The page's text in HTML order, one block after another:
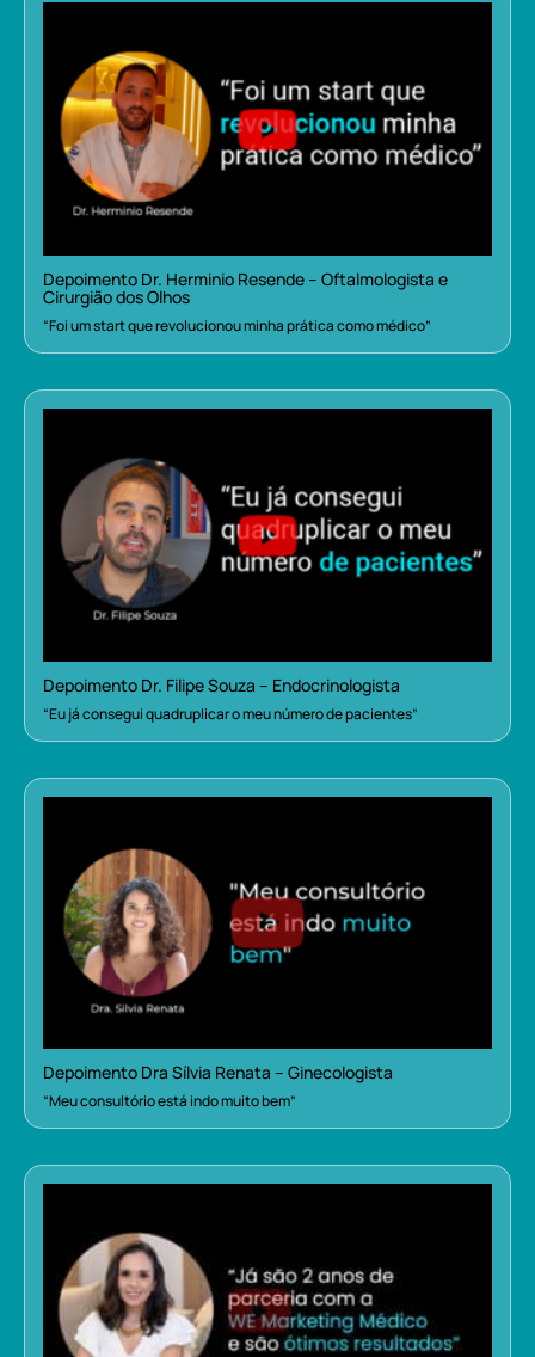
Depoimento Dr. Herminio Resende – Oftalmologista e
Cirurgião dos Olhos
“Foi um start que revolucionou minha prática como médico”
Depoimento Dr. Filipe Souza – Endocrinologista
“Eu já consegui quadruplicar o meu número de pacientes”
Depoimento Dra Sílvia Renata – Ginecologista
“Meu consultório está indo muito bem”